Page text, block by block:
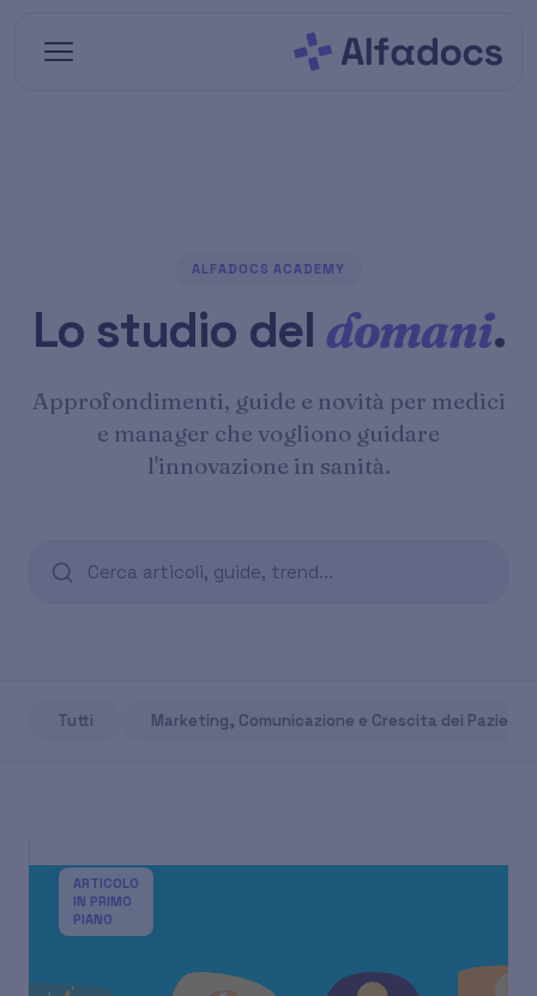
ALFADOCS ACADEMY
Lo studio del domani.
Approfondimenti, guide e novità per medici
e manager che vogliono guidare
l'innovazione in sanità.
Tutti Marketing, Comunicazione e Crescita dei Pazienti
ARTICOLO
IN PRIMO
PIANO